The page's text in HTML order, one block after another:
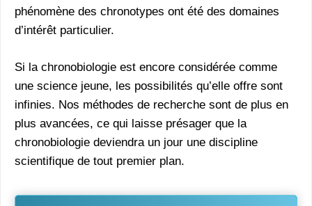
phénomène des chronotypes ont été des domaines
d’intérêt particulier.
Si la chronobiologie est encore considérée comme
une science jeune, les possibilités qu’elle offre sont
infinies. Nos méthodes de recherche sont de plus en
plus avancées, ce qui laisse présager que la
chronobiologie deviendra un jour une discipline
scientifique de tout premier plan.